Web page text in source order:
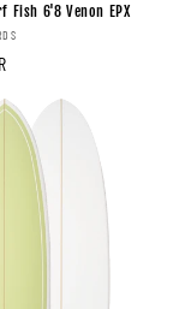
Fish 6'8 Venon EPX